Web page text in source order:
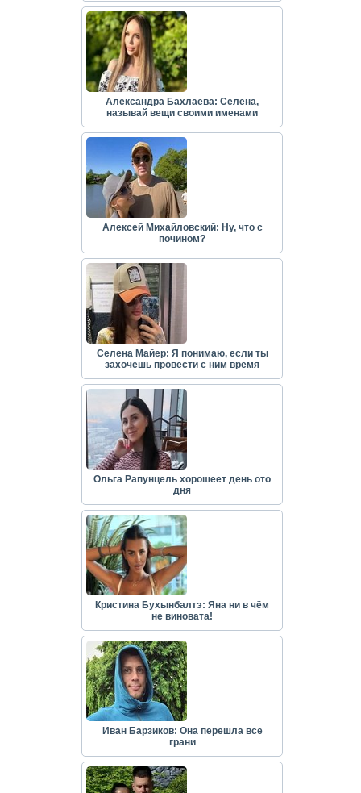
Александра Бахлаева: Селена,
называй вещи своими именами
Алексей Михайловский: Ну, что с
почином?
Селена Майер: Я понимаю, если ты
захочешь провести с ним время
Ольга Рапунцель хорошеет день ото
дня
Кристина Бухынбалтэ: Яна ни в чём
не виновата!
Иван Барзиков: Она перешла все
грани